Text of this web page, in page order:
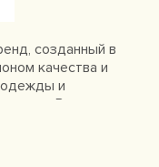
созданный в
качества и
одежды и
Все
упаковку,
специально